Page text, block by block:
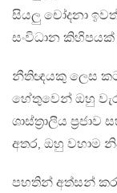
සියලු චෝදනා
සංවිධාන කිහිපයක්
නීතිඥයකු ලෙස
හේතුවෙන් ඔහු
ශාස්ත්‍රාලීය
අතර, ඔහු වහාම
පහතින් අත්සන්